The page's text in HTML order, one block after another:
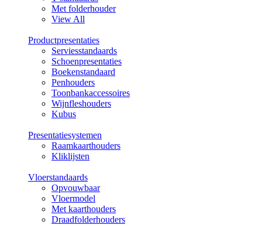
Met folderhouder
View All
Productpresentaties
Serviesstandaards
Schoenpresentaties
Boekenstandaard
Penhouders
Toonbankaccessoires
Wijnfleshouders
Kubus
Presentatiesystemen
Raamkaarthouders
Kliklijsten
Vloerstandaards
Opvouwbaar
Vloermodel
Met kaarthouders
Draadfolderhouders